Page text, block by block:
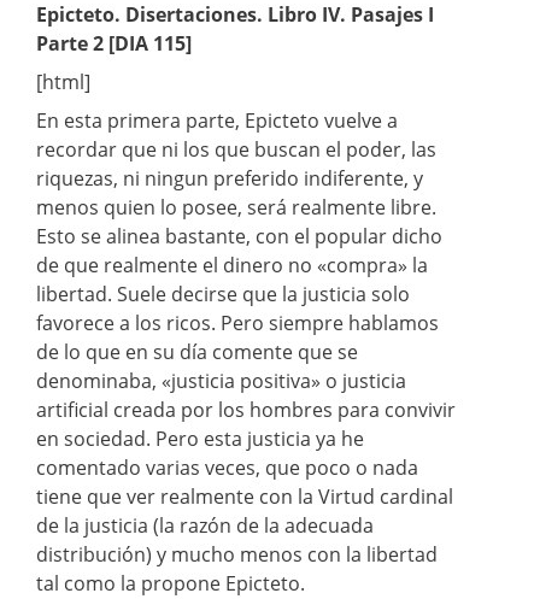
Epicteto. Disertaciones. Libro IV. Pasajes I
Parte 2 [DIA 115]
[html]
En esta primera parte, Epicteto vuelve a
recordar que ni los que buscan el poder, las
riquezas, ni ningun preferido indiferente, y
menos quien lo posee, será realmente libre.
Esto se alinea bastante, con el popular dicho
de que realmente el dinero no «compra» la
libertad. Suele decirse que la justicia solo
favorece a los ricos. Pero siempre hablamos
de lo que en su día comente que se
denominaba, «justicia positiva» o justicia
artificial creada por los hombres para convivir
en sociedad. Pero esta justicia ya he
comentado varias veces, que poco o nada
tiene que ver realmente con la Virtud cardinal
de la justicia (la razón de la adecuada
distribución) y mucho menos con la libertad
tal como la propone Epicteto.